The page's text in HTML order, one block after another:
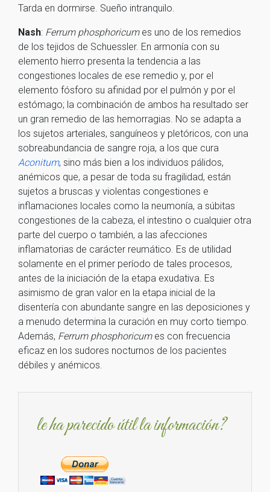
Tarda en dormirse. Sueño intranquilo.
Nash: Ferrum phosphoricum es uno de los remedios
de los tejidos de Schuessler. En armonía con su
elemento hierro presenta la tendencia a las
congestiones locales de ese remedio y, por el
elemento fósforo su afinidad por el pulmón y por el
estómago; la combinación de ambos ha resultado ser
un gran remedio de las hemorragias. No se adapta a
los sujetos arteriales, sanguíneos y pletóricos, con una
sobreabundancia de sangre roja, a los que cura
Aconitum, sino más bien a los individuos pálidos,
anémicos que, a pesar de toda su fragilidad, están
sujetos a bruscas y violentas congestiones e
inflamaciones locales como la neumonía, a súbitas
congestiones de la cabeza, el intestino o cualquier otra
parte del cuerpo o también, a las afecciones
inflamatorias de carácter reumático. Es de utilidad
solamente en el primer período de tales procesos,
antes de la iniciación de la etapa exudativa. Es
asimismo de gran valor en la etapa inicial de la
disentería con abundante sangre en las deposiciones y
a menudo determina la curación en muy corto tiempo.
Además, Ferrum phosphoricum es con frecuencia
eficaz en los sudores nocturnos de los pacientes
débiles y anémicos.
le ha parecido útil la información?